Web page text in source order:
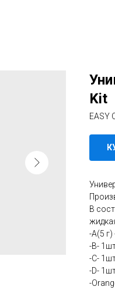
Kit
EASY
В
-А(5 г)
-B-
-C-
-D-
-